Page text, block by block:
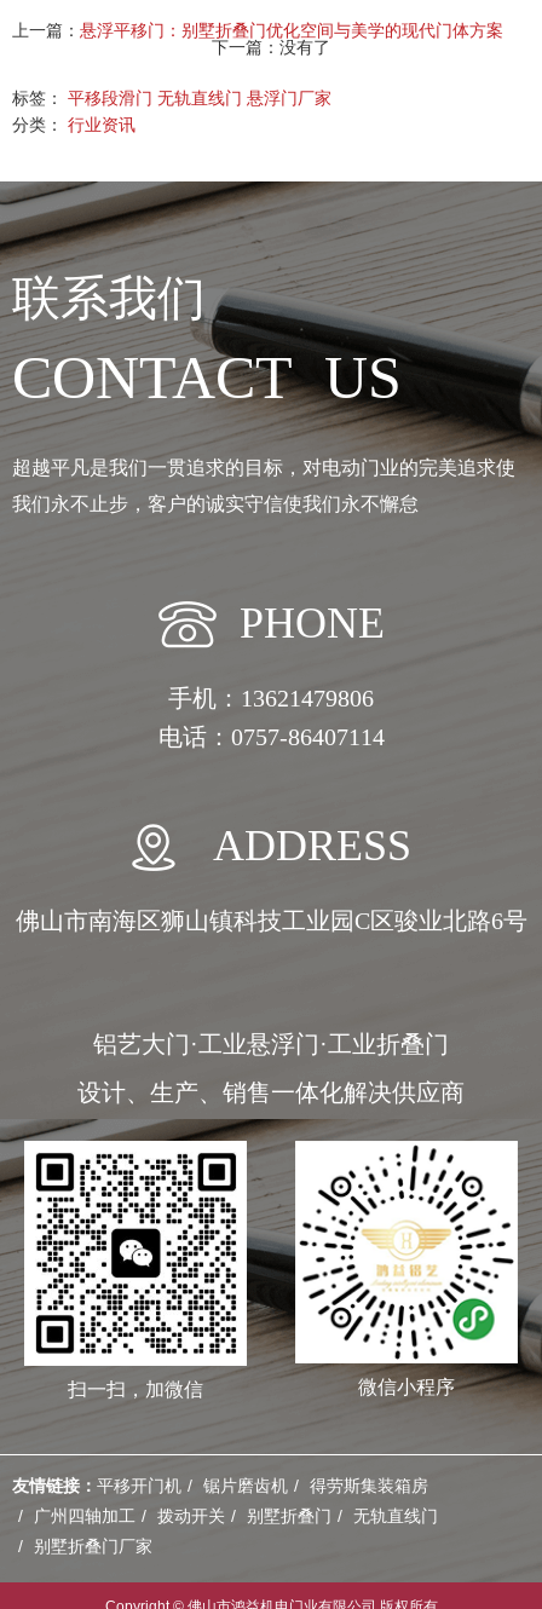
上一篇： 悬浮平移门：别墅折叠门优化空间与美学的现代门体方案
下一篇：没有了
标签： 平移段滑门 无轨直线门 悬浮门厂家
分类： 行业资讯
联系我们
CONTACT US
超越平凡是我们一贯追求的目标，对电动门业的完美追求使
我们永不止步，客户的诚实守信使我们永不懈怠
PHONE
手机：13621479806
电话：0757-86407114
ADDRESS
佛山市南海区狮山镇科技工业园C区骏业北路6号
铝艺大门·工业悬浮门·工业折叠门
设计、生产、销售一体化解决供应商
扫一扫，加微信 微信小程序
友情链接： 平移开门机 锯片磨齿机
得劳斯集装箱房
广州四轴加工
拨动开关 别墅折叠门
无轨直线门
别墅折叠门厂家